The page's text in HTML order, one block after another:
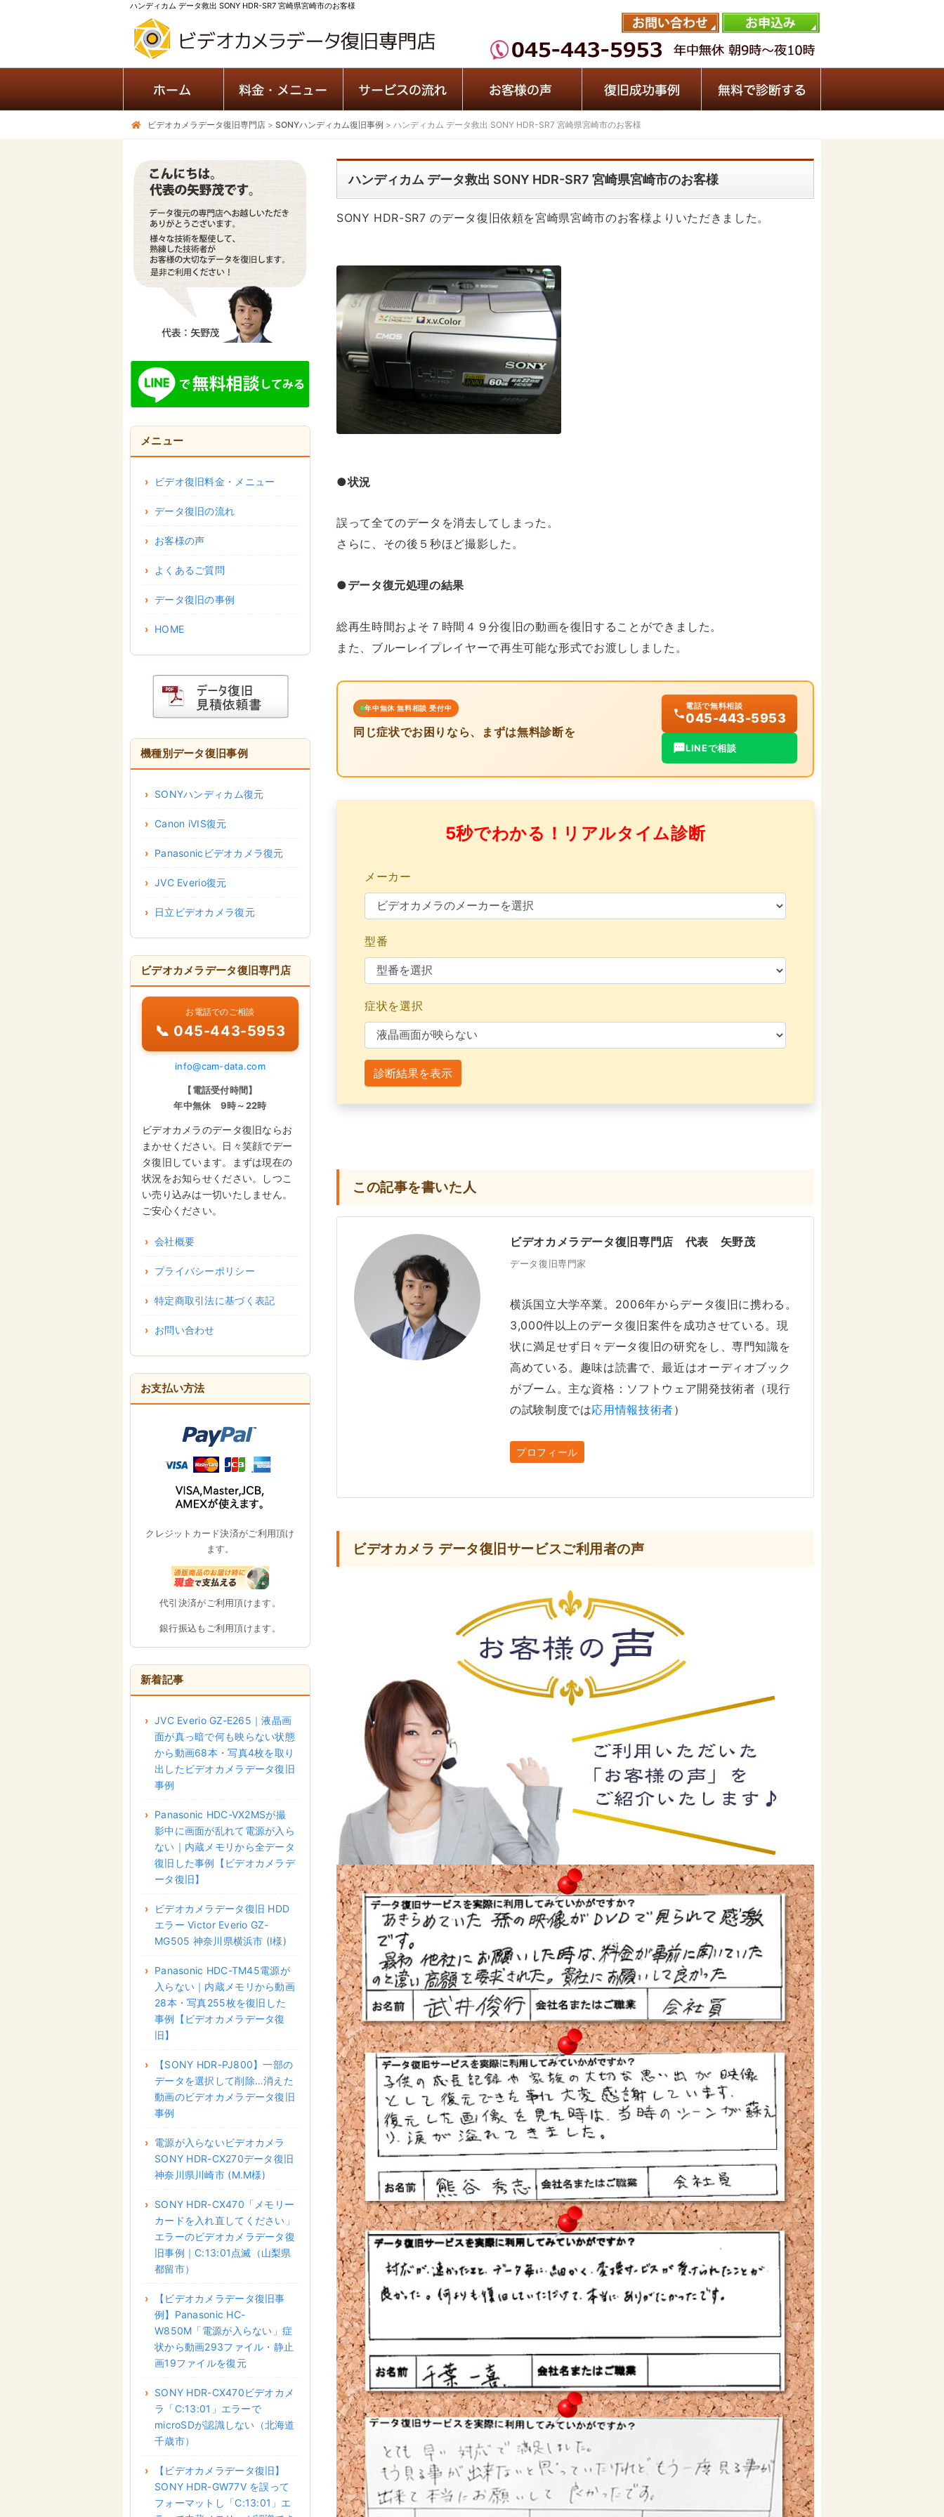
ハンディカム データ救出 SONY HDR-SR7 宮崎県宮崎市のお客様
ビデオカメラデータ復旧専門店 > SONYハンディカム復旧事例 > ハンディカム データ救出 SONY HDR-SR7 宮崎県宮崎市のお客様
ハンディカム データ救出 SONY HDR-SR7 宮崎県宮崎市のお客様
SONY HDR-SR7 のデータ復旧依頼を宮崎県宮崎市のお客様よりいただきました。
●状況
誤って全てのデータを消去してしまった。
さらに、その後５秒ほど撮影した。
●データ復元処理の結果
総再生時間およそ７時間４９分復旧の動画を復旧することができました。
また、ブルーレイプレイヤーで再生可能な形式でお渡ししました。
年中無休 無料相談 受付中
同じ症状でお困りなら、まずは無料診断を
電話で無料相談
045-443-5953
LINEで相談
5秒でわかる！リアルタイム診断
メーカー
型番
症状を選択
診断結果を表示
この記事を書いた人
ビデオカメラデータ復旧専門店 代表 矢野茂
データ復旧専門家
横浜国立大学卒業。2006年からデータ復旧に携わる。
3,000件以上のデータ復旧案件を成功させている。現
状に満足せず日々データ復旧の研究をし、専門知識を
高めている。趣味は読書で、最近はオーディオブック
がブーム。主な資格：ソフトウェア開発技術者（現行
の試験制度では応用情報技術者）
プロフィール
ビデオカメラ データ復旧サービスご利用者の声
メニュー
ビデオ復旧料金・メニュー
データ復旧の流れ
お客様の声
よくあるご質問
データ復旧の事例
HOME
機種別データ復旧事例
SONYハンディカム復元
Canon iVIS復元
Panasonicビデオカメラ復元
JVC Everio復元
日立ビデオカメラ復元
ビデオカメラデータ復旧専門店
お電話でのご相談
📞 045-443-5953
info@cam-data.com
【電話受付時間】
年中無休 9時～22時
ビデオカメラのデータ復旧ならお
まかせください。日々笑顔でデー
タ復旧しています。まずは現在の
状況をお知らせください。しつこ
い売り込みは一切いたしません。
ご安心ください。
会社概要
プライバシーポリシー
特定商取引法に基づく表記
お問い合わせ
お支払い方法
クレジットカード決済がご利用頂け
ます。
代引決済がご利用頂けます。
銀行振込もご利用頂けます。
新着記事
JVC Everio GZ-E265｜液晶画
面が真っ暗で何も映らない状態
から動画68本・写真4枚を取り
出したビデオカメラデータ復旧
事例
Panasonic HDC-VX2MSが撮
影中に画面が乱れて電源が入ら
ない｜内蔵メモリから全データ
復旧した事例【ビデオカメラデ
ータ復旧】
ビデオカメラデータ復旧 HDD
エラー Victor Everio GZ-
MG505 神奈川県横浜市 (I様)
Panasonic HDC-TM45電源が
入らない｜内蔵メモリから動画
28本・写真255枚を復旧した
事例【ビデオカメラデータ復
旧】
【SONY HDR-PJ800】一部の
データを選択して削除…消えた
動画のビデオカメラデータ復旧
事例
電源が入らないビデオカメラ
SONY HDR-CX270データ復旧
神奈川県川崎市 (M.M様)
SONY HDR-CX470「メモリー
カードを入れ直してください」
エラーのビデオカメラデータ復
旧事例｜C:13:01点滅（山梨県
都留市）
【ビデオカメラデータ復旧事
例】Panasonic HC-
W850M「電源が入らない」症
状から動画293ファイル・静止
画19ファイルを復元
SONY HDR-CX470ビデオカメ
ラ「C:13:01」エラーで
microSDが認識しない（北海道
千歳市）
【ビデオカメラデータ復旧】
SONY HDR-GW77V を誤って
フォーマットし「C:13:01」エ